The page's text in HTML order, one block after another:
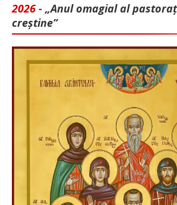
2026 - „Anul omagial al
creștine”